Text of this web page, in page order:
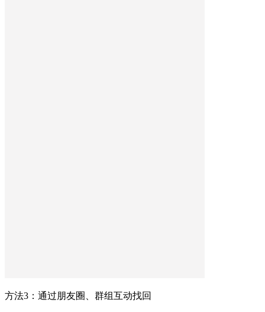
方法3：通过朋友圈、群组互动找回